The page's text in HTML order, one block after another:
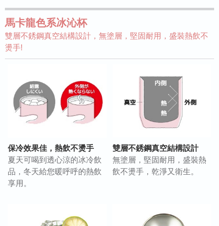
馬卡龍色系冰沁杯
雙層不銹鋼真空結構設計，無塗層，堅固耐用，盛裝熱飲不
燙手!
保冷效果佳，熱飲不燙手
夏天可喝到透心涼的冰冷飲
品，冬天給您暖呼呼的熱飲
享用。
雙層不銹鋼真空結構設計
無塗層，堅固耐用，盛裝熱
飲不燙手，乾淨又衛生。